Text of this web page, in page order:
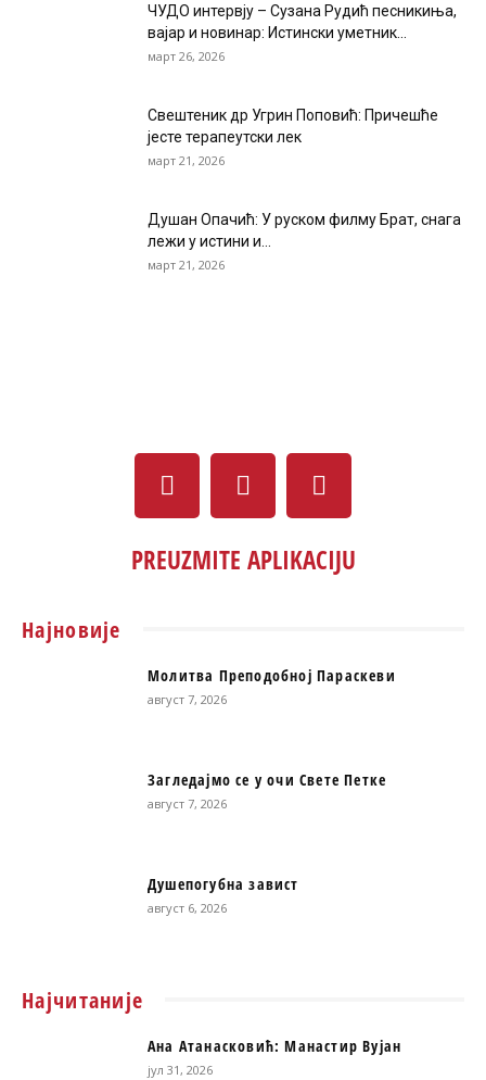
ЧУДО интервју – Сузана Рудић песникиња,
вајар и новинар: Истински уметник...
март 26, 2026
Свештеник др Угрин Поповић: Причешће
јесте терапеутски лек
март 21, 2026
Душан Опачић: У руском филму Брат, снага
лежи у истини и...
март 21, 2026
PREUZMITE APLIKACIJU
Најновије
Молитва Преподобној Параскеви
август 7, 2026
Загледајмо се у очи Свете Петке
август 7, 2026
Душепогубна завист
август 6, 2026
Најчитаније
Ана Атанасковић: Манастир Вујан
јул 31, 2026